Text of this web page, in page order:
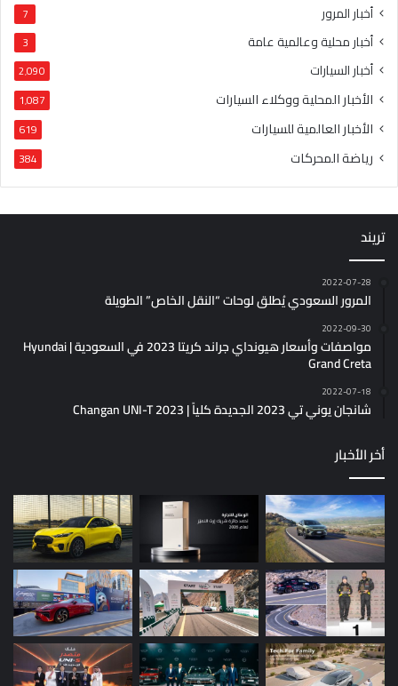
أخبار المرور 7
أخبار محلية وعالمية عامة 3
أخبار السيارات 2٬090
الأخبار المحلية ووكلاء السيارات 1٬087
الأخبار العالمية للسيارات 619
رياضة المحركات 384
تريند
2022-07-28
المرور السعودي يُطلق لوحات “النقل الخاص” الطويلة
2022-09-30
مواصفات وأسعار هيونداي جراند كريتا 2023 في السعودية | Hyundai
Grand Creta
2022-07-18
شانجان يوني تي 2023 الجديدة كلياً | Changan UNI-T 2023
أخر الأخبار